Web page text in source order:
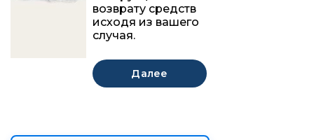
возврату средств
исходя из вашего
случая.